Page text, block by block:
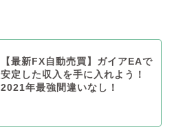
【最新FX自動売買】ガイアEAで
安定した収入を手に入れよう！
2021年最強間違いなし！